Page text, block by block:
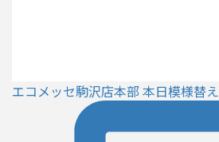
エコメッセ駒沢店本部 本日模様替え